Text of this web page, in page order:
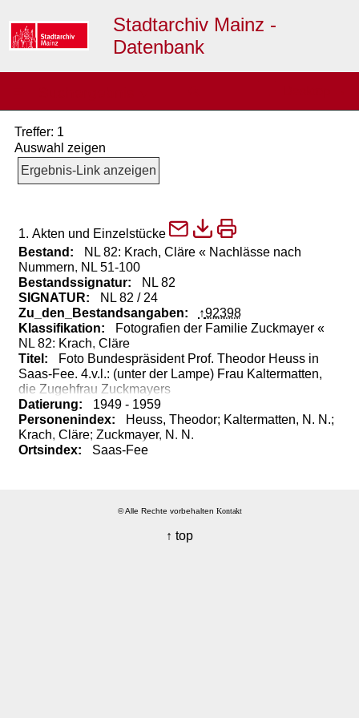
Stadtarchiv Mainz -
Datenbank
Treffer: 1
Auswahl zeigen
Ergebnis-Link anzeigen
1. Akten und Einzelstücke
Bestand:
NL 82: Krach, Cläre « Nachlässe nach
Nummern, NL 51-100
Bestandssignatur:
NL 82
SIGNATUR:
NL 82 / 24
Zu_den_Bestandsangaben:
92398
Klassifikation:
Fotografien der Familie Zuckmayer «
NL 82: Krach, Cläre
Titel:
Foto Bundespräsident Prof. Theodor Heuss in
Saas-Fee. 4.v.l.: (unter der Lampe) Frau Kaltermatten,
die Zugehfrau Zuckmayers
Datierung:
1949 - 1959
Personenindex:
Heuss, Theodor; Kaltermatten, N. N.;
Krach, Cläre;Zuckmayer, N. N.
Ortsindex:
Saas-Fee
© Alle Rechte vorbehalten Kontakt
↑ top